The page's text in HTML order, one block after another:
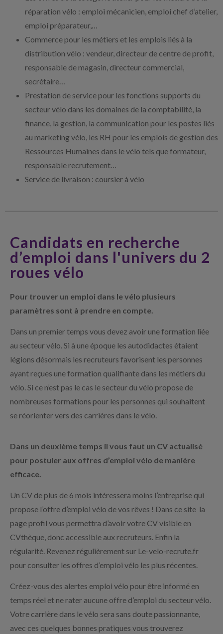
réparation vélo : emploi mécanicien, emploi chef d’atelier,
emploi préparateur,…
Commerce pour les métiers et les emplois liés à la
distribution vélo : vendeur, directeur de centre de profit,
responsable de magasin, directeur commercial,
secrétaire…
Prestation de service pour les fonctions supports du
secteur vélo dans les domaines de la comptabilité, la
finance, la gestion, la communication pour les postes liés
au marketing vélo, les RH pour les emplois de gestion des
Ressources Humaines dans le vélo tels que formateur,
responsable recrutement…
Service de livraison : coursier à vélo
Candidats en recherche
d’emploi dans l'univers du 2
roues vélo
Pour trouver un emploi dans le vélo plusieurs
paramètres sont à prendre en compte.
Dans un premier temps vous devez avoir une formation liée
au secteur vélo. Si à une époque les autodidactes étaient
légions désormais les recruteurs favorisent les personnes
ayant reçues une formation qualifiante dans les métiers du
vélo. Si ce n’est pas le cas le secteur du vélo propose de
nombreuses formations pour les personnes qui souhaitent
se réorienter vers des carrières dans le vélo.
Dans un deuxième temps il vous faut un CV actualisé
pour postuler aux offres d’emploi vélo de manière
efficace.
Un CV de plus de 6 mois intéressera moins l’entreprise qui
propose l’offre d’emploi vélo de vos rêves ! Dans ce site la
page profil vous permettra d’avoir votre CV visible en
CVthèque, donc accessible aux recruteurs. Enfin la
régularité. Revenez régulièrement sur Le-velo-recrute.fr
pour consulter les offres d’emploi vélo les plus récentes.
Créez-vous des alertes emploi vélo pour être informé en
temps réel et ne rater aucune offre d’emploi du secteur vélo.
Votre carrière dans le vélo sera sans doute passionnante,
avec ces quelques bonnes pratiques vous trouverez